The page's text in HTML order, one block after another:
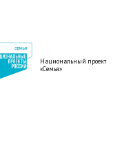
Национальный проект
«Семья»